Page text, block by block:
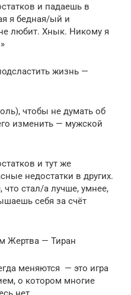
и падаешь в
я бедная/ый и
любит. Хнык. Никому я
жизнь —
чтобы не думать об
изменить — мужской
и тут же
недостатки в других.
что стал/а лучше, умнее,
себя за счёт
Жертва — Тиран
меняются — это игра
о котором многие